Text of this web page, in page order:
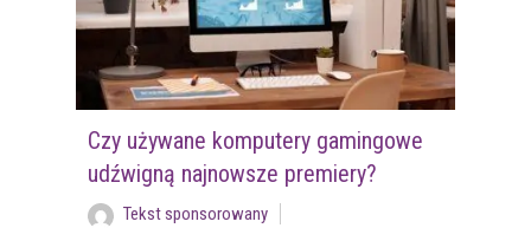
Czy używane komputery gamingowe
udźwigną najnowsze premiery?
Tekst sponsorowany